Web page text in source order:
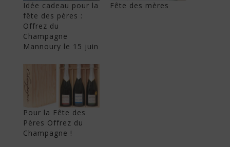
Idée cadeau pour la
fête des pères :
Offrez du
Champagne
Mannoury le 15 juin
Fête des mères
Pour la Fête des
Pères Offrez du
Champagne !